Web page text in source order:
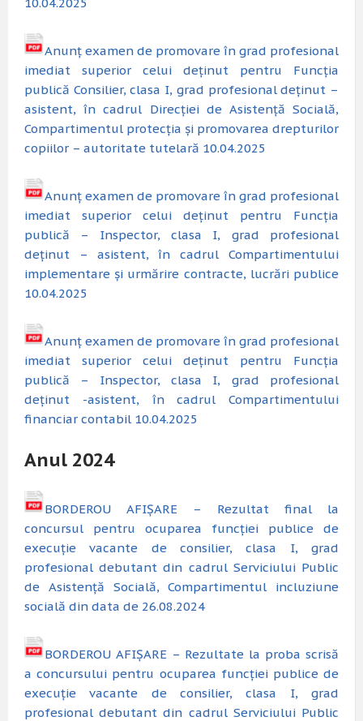
Anunț examen de promovare în grad profesional
imediat superior celui deținut pentru Funcția
publică Consilier, clasa I, grad profesional deținut –
asistent, în cadrul Direcției de Asistență Socială,
Compartimentul protecția și promovarea drepturilor
copiilor – autoritate tutelară 10.04.2025
Anunț examen de promovare în grad profesional
imediat superior celui deținut pentru Funcția
publică – Inspector, clasa I, grad profesional
deținut – asistent, în cadrul Compartimentului
implementare și urmărire contracte, lucrări publice
10.04.2025
Anunț examen de promovare în grad profesional
imediat superior celui deținut pentru Funcția
publică – Inspector, clasa I, grad profesional
deținut -asistent, în cadrul Compartimentului
financiar contabil 10.04.2025
Anul 2024
BORDEROU AFIȘARE – Rezultat final la
concursul pentru ocuparea funcției publice de
execuție vacante de consilier, clasa I, grad
profesional debutant din cadrul Serviciului Public
de Asistență Socială, Compartimentul incluziune
socială din data de 26.08.2024
BORDEROU AFIȘARE – Rezultate la proba scrisă
a concursului pentru ocuparea funcției publice de
execuție vacante de consilier, clasa I, grad
profesional debutant din cadrul Serviciului Public